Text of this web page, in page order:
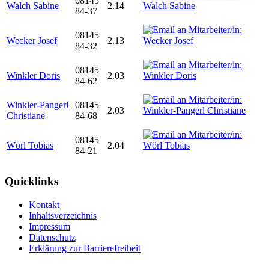
Walch Sabine
84-37
2.14
Wecker Josef
08145
84-32
2.13
Winkler Doris
08145
84-62
2.03
Winkler-Pangerl
Christiane
08145
84-68
2.03
Wörl Tobias
08145
84-21
2.04
Quicklinks
Kontakt
Inhaltsverzeichnis
Impressum
Datenschutz
Erklärung zur Barrierefreiheit